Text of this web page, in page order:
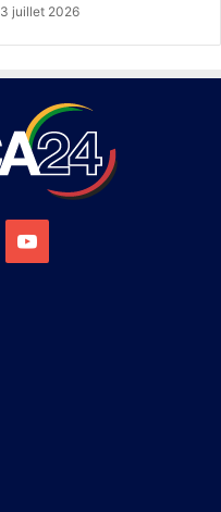
3 juillet 2026